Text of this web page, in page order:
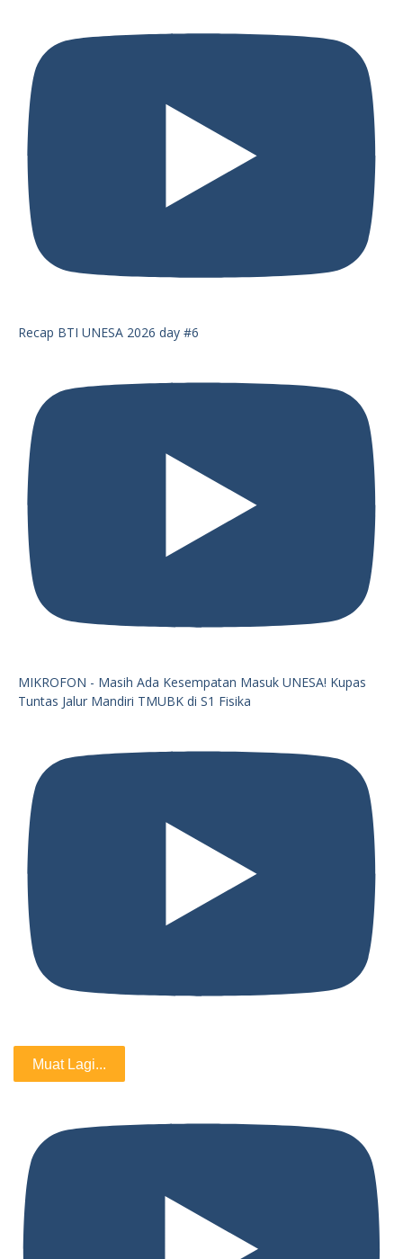
Recap BTI UNESA 2026 day #6
MIKROFON - Masih Ada Kesempatan Masuk UNESA! Kupas
Tuntas Jalur Mandiri TMUBK di S1 Fisika
Muat Lagi...